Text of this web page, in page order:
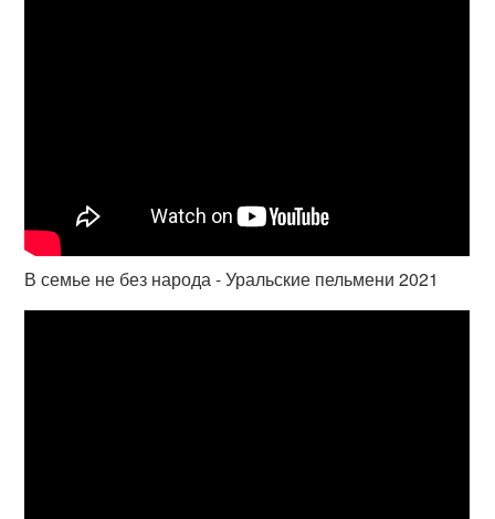
В семье не без народа - Уральские пельмени 2021